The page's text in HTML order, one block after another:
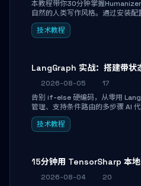
本教程带你30分钟掌握
自然的人类写作风格。通过安装配
你的内容告别AI痕迹，匹配个人
术博主。
技术教程
LangGraph 实战：搭建带状
2026-08-05
17
告别 if-else 硬编码，从零用
管理、支持条件路由的多步骤 AI
决策、工具调用和持久化状态的
状态丢失等常见坑点。
技术教程
15分钟用 TensorSharp 本
2026-08-04
20